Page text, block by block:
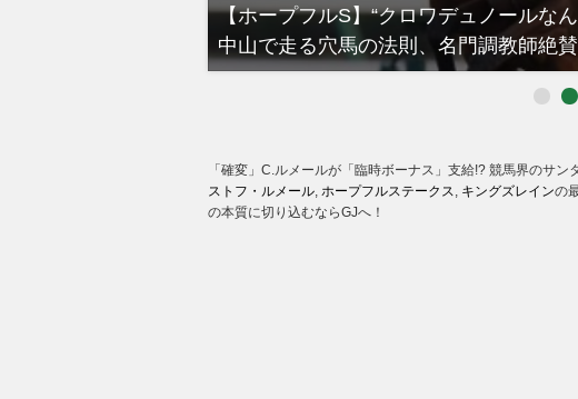
【ホープフルS】“クロワデュノールな
中山で走る穴馬の法則、名門調教師絶賛
「確変」C.ルメールが「臨時ボーナス」支給!? 競馬界のサ
ストフ・ルメール, ホープフルステークス, キングズレインの
の本質に切り込むならGJへ！